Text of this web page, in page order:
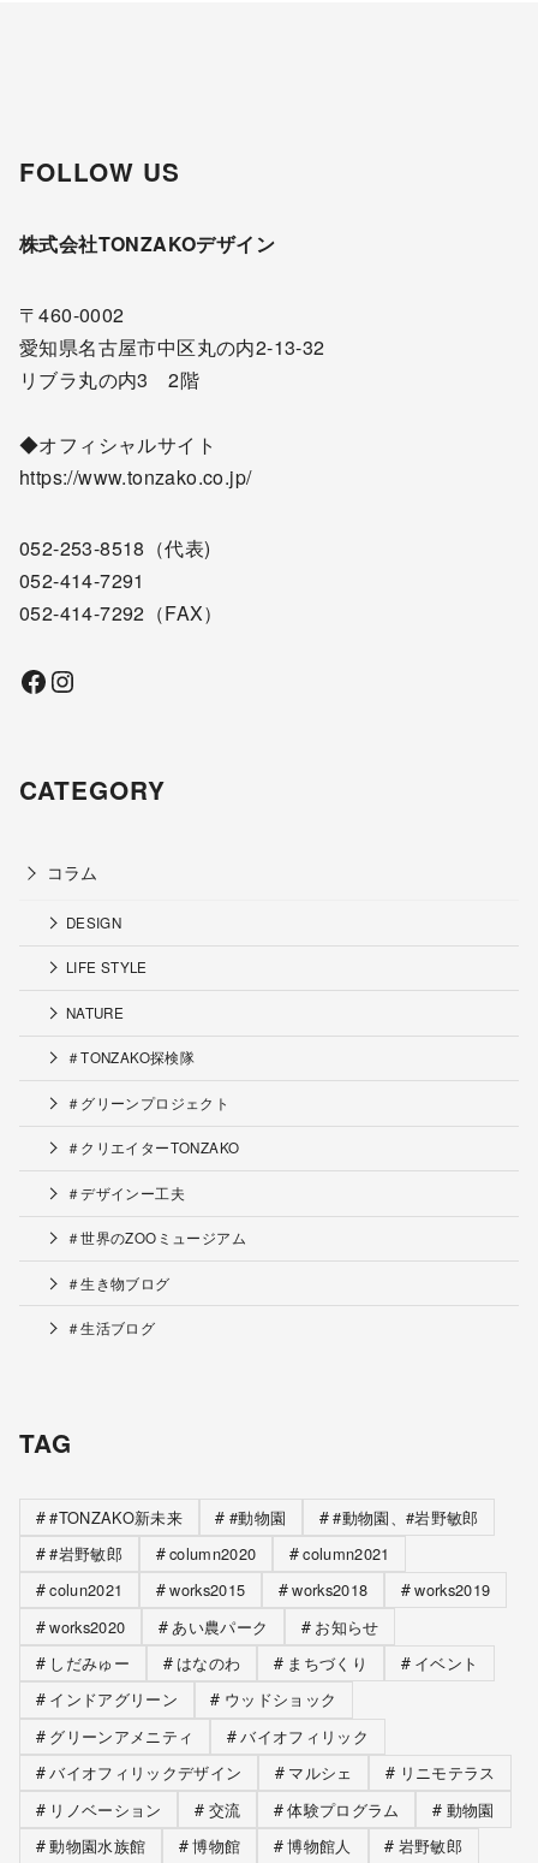
FOLLOW US
株式会社TONZAKOデザイン
〒460-0002
愛知県名古屋市中区丸の内2-13-32
リブラ丸の内3 2階
◆オフィシャルサイト
https://www.tonzako.co.jp/
052-253-8518 （代表)
052-414-7291
052-414-7292 （FAX）
Facebook Instagram
CATEGORY
コラム
DESIGN
LIFE STYLE
NATURE
＃TONZAKO探検隊
＃グリーンプロジェクト
＃クリエイターTONZAKO
＃デザインー工夫
＃世界のZOOミュージアム
＃生き物ブログ
＃生活ブログ
TAG
#TONZAKO新未来 #動物園
#動物園、#岩野敏郎
#岩野敏郎
column2020
column2021
colun2021
works2015 works2018
works2019
works2020
あい農パーク
お知らせ
しだみゅー
はなのわ まちづくり
イベント
インドアグリーン
ウッドショック
グリーンアメニティ
バイオフィリック
バイオフィリックデザイン
マルシェ
リニモテラス
リノベーション
交流 体験プログラム
動物園
動物園水族館
博物館 博物館人 岩野敏郎